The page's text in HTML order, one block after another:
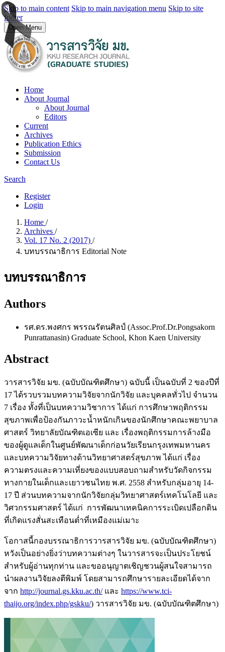
Skip to main content Skip to main navigation menu Skip to site
footer
Open Menu
Home
About Journal
About Journal
Editors
Current
Archives
Publication Ethics
Submission
Contact Us
Search
Register
Login
Home /
Archives /
Vol. 17 No. 2 (2017) /
บทบรรณาธิการ Editorial Note
บทบรรณาธิการ
Authors
รศ.ดร.พงศกร พรรณรัตนศิลป์ (Assoc.Prof.Dr.Pongsakorn
Punrattanasin) Graduate School, Khon Kaen University
Abstract
วารสารวิจัย มข. (ฉบับบัณฑิตศึกษา) ฉบับนี้ เป็นฉบับที่ 2 ของปีที่
17 ได้รวบรวมบทความวิจัยจากนักวิจัย และบุคคลทั่วไป จำนวน
7 เรื่อง ทั้งที่เป็นบทความวิชาการ ได้แก่ การศึกษาพฤติกรรม
สุขภาพเพื่อป้องกันภาวะน้ำหนักเกินของนักศึกษาคณะพยาบาล
ศาสตร์ วิทยาลัยบัณฑิตเอเซีย และ เรื่องพฤติกรรมการล้างมือ
ของผู้ดูแลเด็กในศูนย์พัฒนาเด็กก่อนวัยเรียนกรุงเทพมหานคร
และบทความวิจัยทางด้านวิทยาศาสตร์สุขภาพ ได้แก่ เรื่อง
ความตรงและความเที่ยงของแบบสอบถามสำหรับวัดกิจกรรม
ทางกายในเด็กและเยาวชนไทย พ.ศ. 2558 สำหรับกลุ่มอายุ 14-
17 ปี ส่วนบทความจากนักวิจัยกลุ่มวิทยาศาสตร์เทคโนโลยี และ
วิศวกรรมศาสตร์ ได้แก่ การพัฒนาเทคนิคการระเบิดเปลือกดิน
ที่เกิดแรงสั่นสะเทือนต่ำที่เหมืองแม่เมาะ
โอกาสนี้กองบรรณาธิการวารสารวิจัย มข. (ฉบับบัณฑิตศึกษา)
หวังเป็นอย่างยิ่งว่าบทความต่างๆ ในวารสารจะเป็นประโยชน์
สำหรับผู้อ่านทุกท่าน และขออนุญาตเชิญชวนผู้สนใจสามารถ
นำผลงานวิจัยลงตีพิมพ์ โดยสามารถศึกษารายละเอียดได้จาก
จาก http://journal.gs.kku.ac.th/และ https://www.tci-
thaijo.org/index.php/gskku/) วารสารวิจัย มข. (ฉบับบัณฑิตศึกษา)